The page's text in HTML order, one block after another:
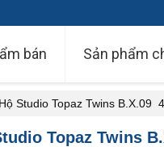
bán Sản phẩm
Studio Topaz Twins B.X.09
Topaz Twins